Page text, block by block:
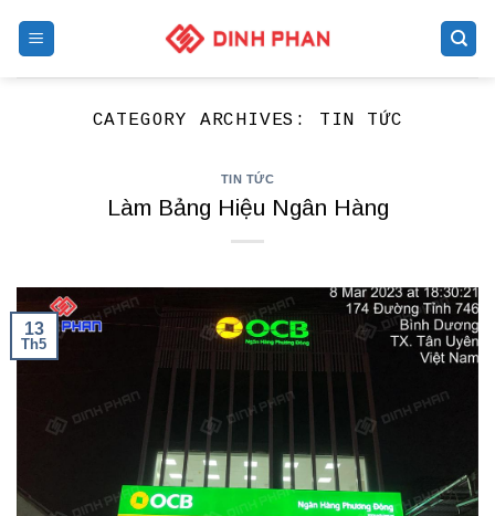
CATEGORY ARCHIVES: TIN TỨC
TIN TỨC
Làm Bảng Hiệu Ngân Hàng
13
Th5